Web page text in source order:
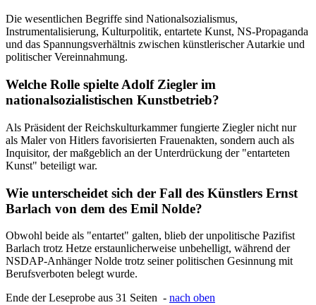
Die wesentlichen Begriffe sind Nationalsozialismus,
Instrumentalisierung, Kulturpolitik, entartete Kunst, NS-Propaganda
und das Spannungsverhältnis zwischen künstlerischer Autarkie und
politischer Vereinnahmung.
Welche Rolle spielte Adolf Ziegler im
nationalsozialistischen Kunstbetrieb?
Als Präsident der Reichskulturkammer fungierte Ziegler nicht nur
als Maler von Hitlers favorisierten Frauenakten, sondern auch als
Inquisitor, der maßgeblich an der Unterdrückung der "entarteten
Kunst" beteiligt war.
Wie unterscheidet sich der Fall des Künstlers Ernst
Barlach von dem des Emil Nolde?
Obwohl beide als "entartet" galten, blieb der unpolitische Pazifist
Barlach trotz Hetze erstaunlicherweise unbehelligt, während der
NSDAP-Anhänger Nolde trotz seiner politischen Gesinnung mit
Berufsverboten belegt wurde.
Ende der Leseprobe aus 31 Seiten - nach oben